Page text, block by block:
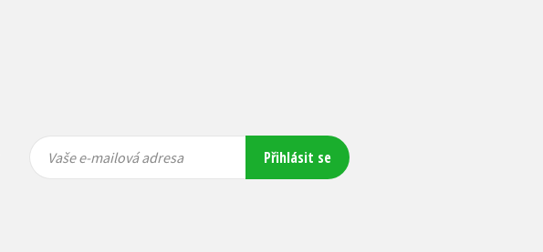
mailová
mailová
Vaše e-mailová adresa Přihlásit se